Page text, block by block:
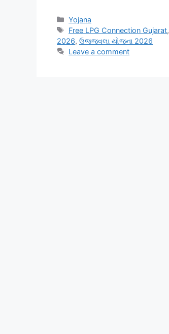
Categories
Yojana
Tags
Free LPG Connection Gujarat,
2026, ઉજ્જ્વલા યોજના 2026
Leave a comment